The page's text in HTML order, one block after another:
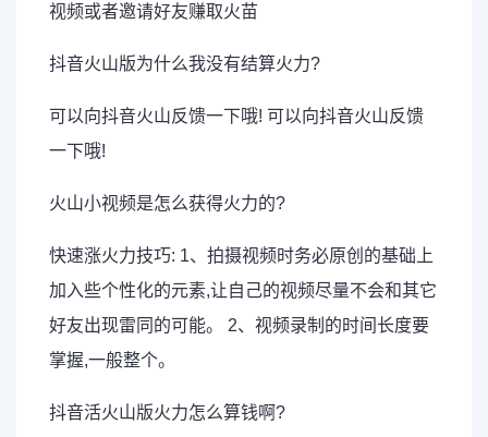
视频或者邀请好友赚取火苗
抖音火山版为什么我没有结算火力?
可以向抖音火山反馈一下哦! 可以向抖音火山反馈
一下哦!
火山小视频是怎么获得火力的?
快速涨火力技巧: 1、拍摄视频时务必原创的基础上
加入些个性化的元素,让自己的视频尽量不会和其它
好友出现雷同的可能。 2、视频录制的时间长度要
掌握,一般整个。
抖音活火山版火力怎么算钱啊?